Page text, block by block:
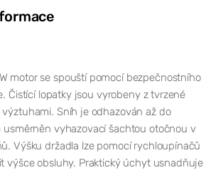
motor se spouští pomocí bezpečnostního
Čistící lopatky jsou vyrobeny z tvrzené
Sníh je odhazován až do
usměrněn vyhazovací šachtou otočnou v
Výšku držadla lze pomocí rychloupínačů
výšce obsluhy. Praktický úchyt usnadňuje